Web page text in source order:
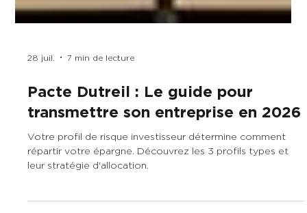
28 juil. 7 min de lecture
Pacte Dutreil : Le guide pour